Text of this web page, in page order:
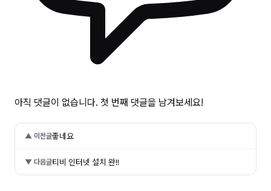
아직 댓글이 없습니다. 첫 번째 댓글을 남겨보세요!
▲ 이전글좋네요
▼ 다음글티비 인터넷 설치 완!!